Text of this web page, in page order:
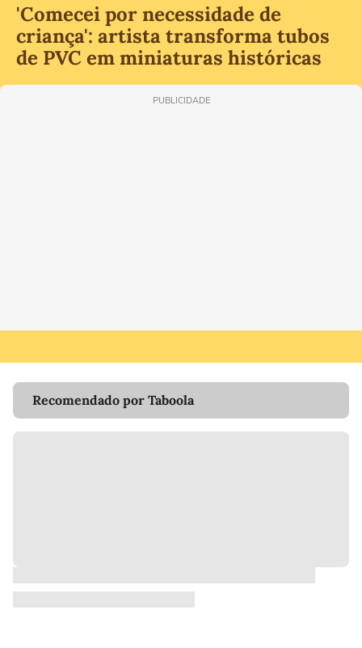
'Comecei por necessidade de
criança': artista transforma tubos
de PVC em miniaturas históricas
PUBLICIDADE
Recomendado por Taboola